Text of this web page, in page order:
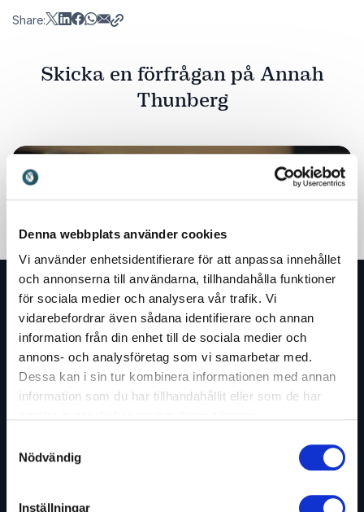
Denna webbplats använder cookies
Vi använder enhetsidentifierare för att anpassa innehållet
och annonserna till användarna, tillhandahålla funktioner
för sociala medier och analysera vår trafik. Vi
vidarebefordrar även sådana identifierare och annan
information från din enhet till de sociala medier och
annons- och analysföretag som vi samarbetar med.
Dessa kan i sin tur kombinera informationen med annan
information som du har tillhandahållit eller som de har
Nödvändig
Inställningar
Share:
Skicka en förfrågan på Annah
Thunberg
Bokning och förfrågan
Skicka en bokningsförfrågan
Tyckte du att blogginlägget var inspirerande?
Du kan boka Annah Thunberg till ditt event.
möjligheterna.